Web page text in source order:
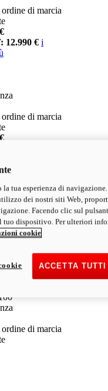
ordine di marcia
12.990 € i
ordine di marcia
ordine di marcia
18.890 € i
ordine di marcia
tua esperienza di
dei nostri siti Web,
Facendo clic sul
dispositivo. Per ulteriori
cookie
ACCETTA